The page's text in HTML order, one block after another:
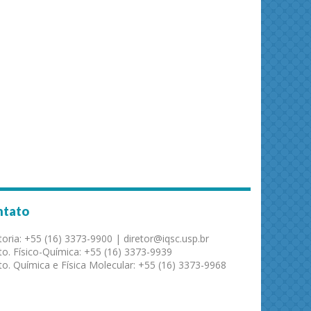
+55 (16) 3373-9900 | diretor@iqsc.usp.br
Físico-Química: +55 (16) 3373-9939
Química e Física Molecular: +55 (16) 3373-9968